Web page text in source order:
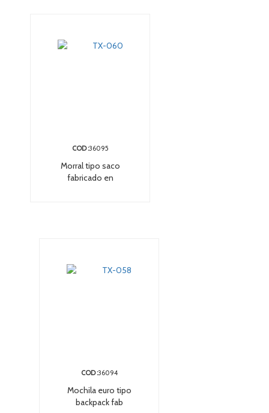
COD :36095
Morral tipo saco
fabricado en
COD :36094
Mochila euro tipo
backpack fab